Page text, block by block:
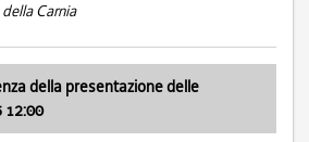
Carnia
della presentazione delle
12:00